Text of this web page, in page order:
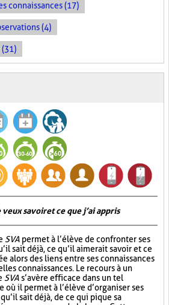
connaissances (17)
(4)
savoir et ce que j’ai appris
SVA permet à l’élève de confronter ses
sait déjà, ce qu’il aimerait savoir et ce
alors des liens entre ses connaissances
connaissances. Le recours à un
SVA s’avère efficace dans un tel
où il permet à l’élève d’organiser ses
sait déjà, de ce qui pique sa